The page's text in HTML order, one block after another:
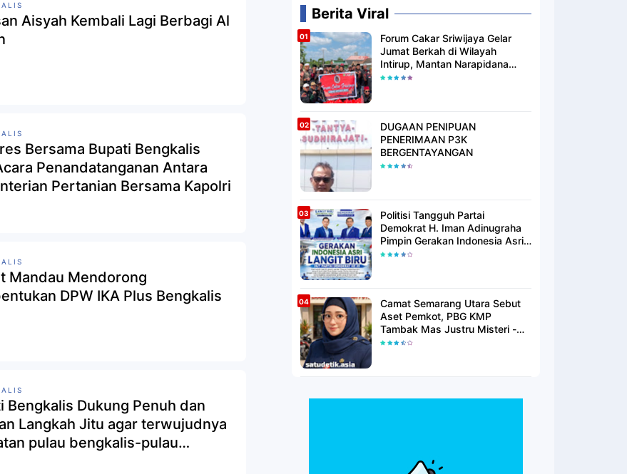
Aisyah Kembali Lagi Berbagi Al
Bersama Bupati Bengkalis
Penandatanganan Antara
Pertanian Bersama Kapolri
Mandau Mendorong
DPW IKA Plus Bengkalis
Bengkalis Dukung Penuh dan
Langkah Jitu agar terwujudnya
pulau bengkalis-pulau
Berita Viral
Forum Cakar Sriwijaya Gelar
Jumat Berkah di Wilayah
Intirup, Mantan Narapidana
yang Telah Berhijrah Turut
DUGAAN PENIPUAN
PENERIMAAN P3K
BERGENTAYANGAN
Politisi Tangguh Partai
Demokrat H. Iman Adinugraha
Pimpin Gerakan Indonesia Asri
Langit Biru Di Pantai Citepus
Camat Semarang Utara Sebut
Aset Pemkot, PBG KMP
Tambak Mas Justru Misteri -
Warga Menunggu Kepastian